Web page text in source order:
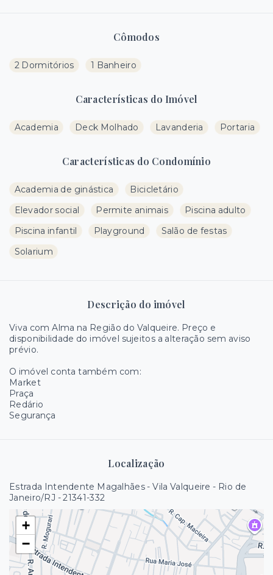
Cômodos
2 Dormitórios 1 Banheiro
Características do Imóvel
Academia Deck Molhado Lavanderia Portaria
Características do Condomínio
Academia de ginástica
Bicicletário
Elevador social
Permite animais
Piscina adulto
Piscina infantil
Playground
Salão de festas
Solarium
Descrição do imóvel
Viva com Alma na Região do Valqueire. Preço e
disponibilidade do imóvel sujeitos a alteração sem aviso
prévio.
O imóvel conta também com:
Market
Praça
Redário
Segurança
Localização
Estrada Intendente Magalhães - Vila Valqueire - Rio de
Janeiro/RJ - 21341-332
+
−